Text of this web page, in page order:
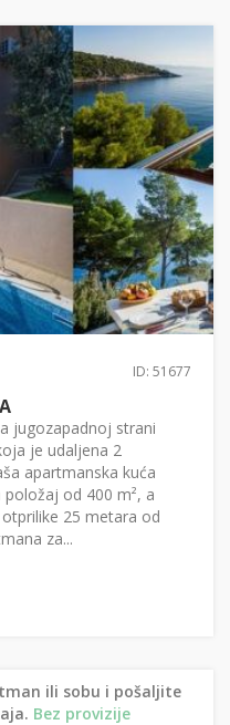
ID: 51677
jugozapadnoj strani
je udaljena 2
apartmanska kuća
od 400 m², a
25 metara od
za...
ili sobu i pošaljite
Bez provizije